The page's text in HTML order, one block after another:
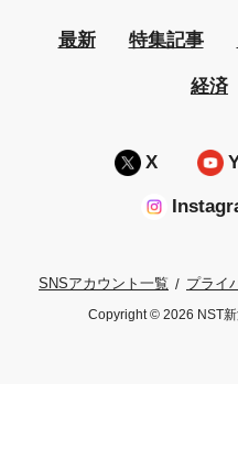
最新 特集記事
経済
X
SNSアカウント一覧 プライ
Copyright © 2026 NST